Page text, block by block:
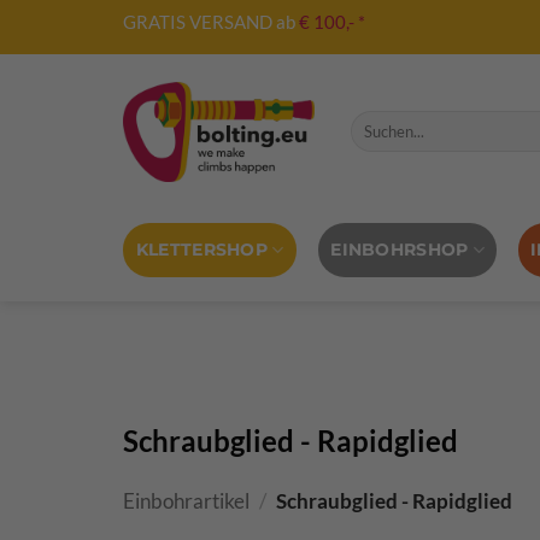
GRATIS VERSAND ab€ 100,- *
Suche nach:
KLETTERSHOP EINBOHRSHOP
Schraubglied - Rapidglied
Einbohrartikel / Schraubglied - Rapidglied